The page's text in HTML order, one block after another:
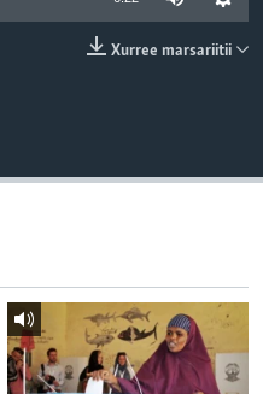
Xurree marsariitii